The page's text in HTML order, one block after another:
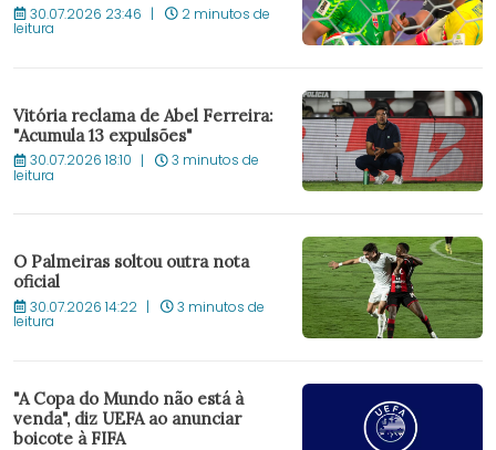
30.07.2026 23:46 2 minutos de
leitura
Vitória reclama de Abel Ferreira:
"Acumula 13 expulsões"
30.07.2026 18:10 3 minutos de
leitura
O Palmeiras soltou outra nota
oficial
30.07.2026 14:22 3 minutos de
leitura
"A Copa do Mundo não está à
venda", diz UEFA ao anunciar
boicote à FIFA